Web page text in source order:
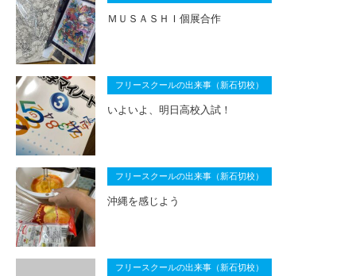
ＭＵＳＡＳＨＩ個展合作
フリースクールの出来事（新石切校）
いよいよ、明日高校入試！
フリースクールの出来事（新石切校）
沖縄を感じよう
フリースクールの出来事（新石切校）